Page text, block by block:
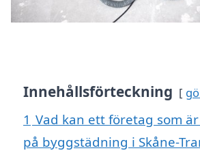
Innehållsförteckning
1 Vad kan ett företag som
på byggstädning i Skåne-